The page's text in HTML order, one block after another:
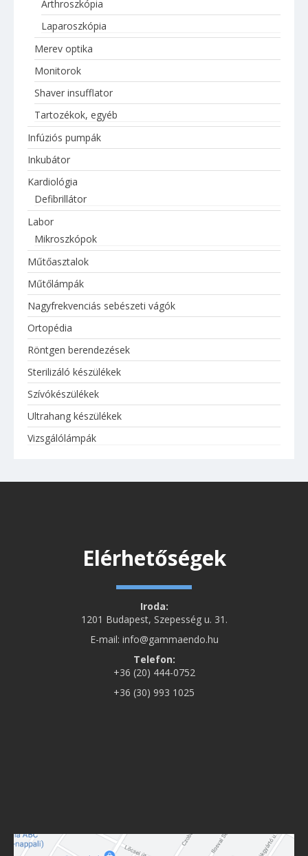
Arthroszkópia
Laparoszkópia
Merev optika
Monitorok
Shaver insufflator
Tartozékok, egyéb
Infúziós pumpák
Inkubátor
Kardiológia
Defibrillátor
Labor
Mikroszkópok
Műtőasztalok
Műtőlámpák
Nagyfrekvenciás sebészeti vágók
Ortopédia
Röntgen berendezések
Sterilizáló készülékek
Szívókészülékek
Ultrahang készülékek
Vizsgálólámpák
Elérhetőségek
Iroda:
1201 Budapest, Szepesség u. 31.
E-mail: info@gammaendo.hu
Telefon:
+36 (20) 444-0752
+36 (30) 993 1025